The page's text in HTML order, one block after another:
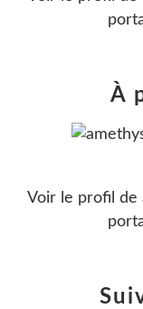
À
Voir le profil de